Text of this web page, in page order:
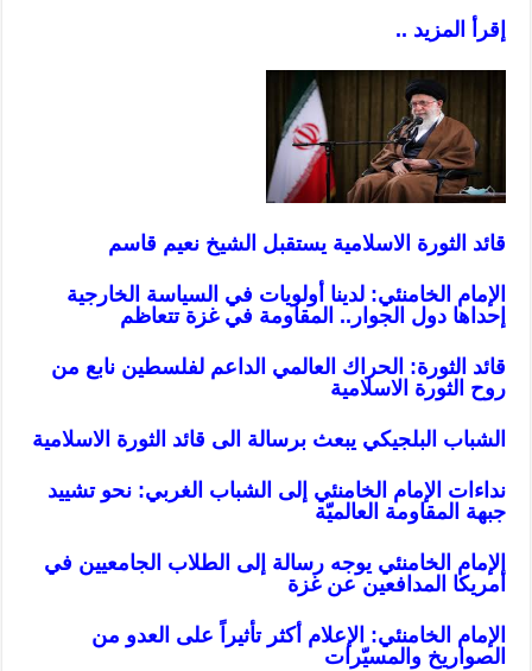
إقرأ المزيد ..
قائد الثورة الاسلامية يستقبل الشيخ نعيم قاسم
الإمام الخامنئي: لدينا أولويات في السياسة الخارجية
إحداها دول الجوار.. المقاومة في غزة تتعاظم
قائد الثورة: الحراك العالمي الداعم لفلسطين نابع من
روح الثورة الاسلامية
الشباب البلجيكي يبعث برسالة الى قائد الثورة الاسلامية
نداءات الإمام الخامنئي إلى الشباب الغربي: نحو تشييد
جبهة المقاومة العالميّة
الإمام الخامنئي يوجه رسالة إلى الطلاب الجامعيين في
أمريكا المدافعين عن غزة
الإمام الخامنئي: الإعلام أكثر تأثيراً على العدو من
الصواريخ والمسيّرات